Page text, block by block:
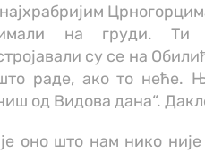
на груди. Ти
су се на
раде, ако то неће.
од Видова дана“.
оно што нам нико